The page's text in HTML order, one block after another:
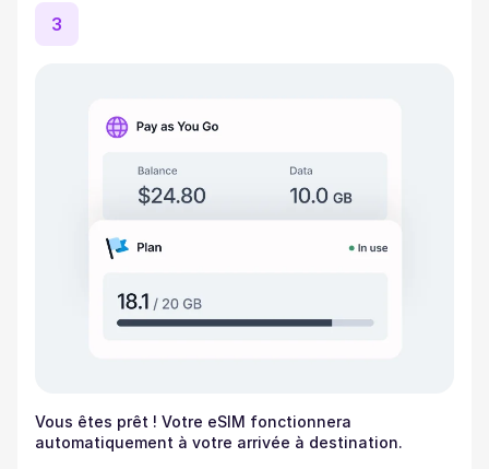
3
Vous êtes prêt ! Votre eSIM fonctionnera
automatiquement à votre arrivée à destination.